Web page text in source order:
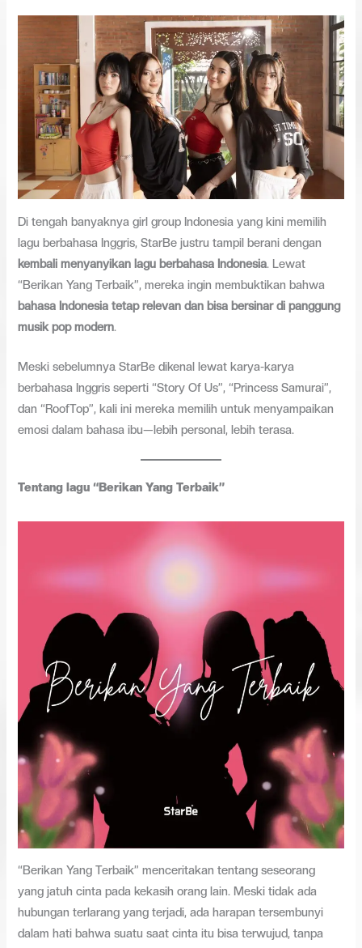
Di tengah banyaknya girl group Indonesia yang kini memilih
lagu berbahasa Inggris, StarBe justru tampil berani dengan
kembali menyanyikan lagu berbahasa Indonesia. Lewat
“Berikan Yang Terbaik”, mereka ingin membuktikan bahwa
bahasa Indonesia tetap relevan dan bisa bersinar di panggung
musik pop modern.
Meski sebelumnya StarBe dikenal lewat karya-karya
berbahasa Inggris seperti “Story Of Us”, “Princess Samurai”,
dan “RoofTop”, kali ini mereka memilih untuk menyampaikan
emosi dalam bahasa ibu—lebih personal, lebih terasa.
Tentang lagu “Berikan Yang Terbaik”
“Berikan Yang Terbaik” menceritakan tentang seseorang
yang jatuh cinta pada kekasih orang lain. Meski tidak ada
hubungan terlarang yang terjadi, ada harapan tersembunyi
dalam hati bahwa suatu saat cinta itu bisa terwujud, tanpa